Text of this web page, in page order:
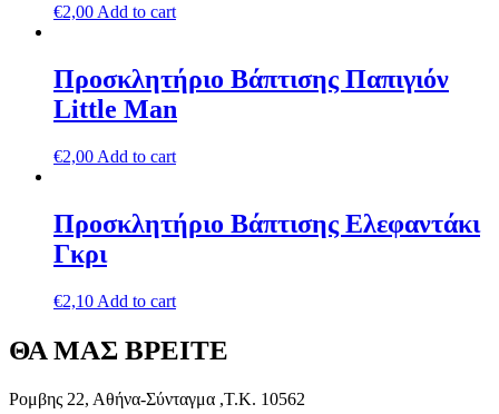
€2,00 Add to cart
Προσκλητήριο Βάπτισης Παπιγιόν
Little Man
€2,00 Add to cart
Προσκλητήριο Βάπτισης Ελεφαντάκι
Γκρι
€2,10 Add to cart
ΘΑ ΜΑΣ ΒΡΕΙΤΕ
Ρομβης 22, Αθήνα-Σύνταγμα ,Τ.Κ. 10562